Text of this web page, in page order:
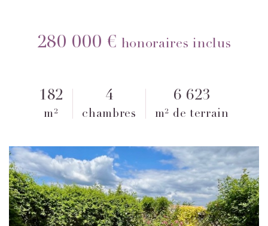
280 000 € honoraires inclus
182
m²
4
chambres
6 623
m² de terrain